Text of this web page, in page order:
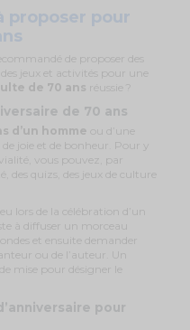
proposer pour
de proposer des
jeux et activités pour une
de 70 ans réussie ?
de 70 ans
d’un homme ou d’une
joie et de bonheur. Pour y
vous pouvez, par
des quizs, des jeux de culture
lors de la célébration d’un
à diffuser un morceau
et ensuite demander
ou de l’auteur. Un
mise pour désigner le
pour